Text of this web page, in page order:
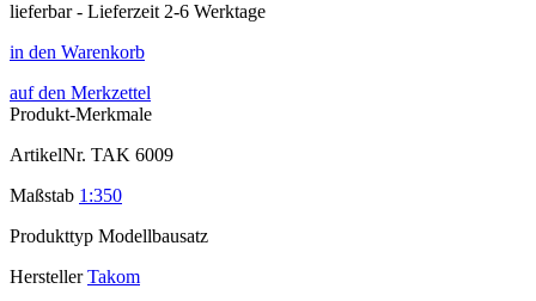
lieferbar - Lieferzeit 2-6 Werktage
in den Warenkorb
auf den Merkzettel
Produkt-Merkmale
ArtikelNr. TAK 6009
Maßstab 1:350
Produkttyp Modellbausatz
Hersteller Takom